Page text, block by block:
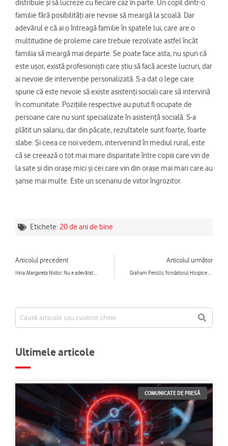
distribuie și să lucreze cu fiecare caz în parte. Un copil dintr-o
familie fără posibilități are nevoie să meargă la școală. Dar
adevărul e că ai o întreagă familie în spatele lui, care are o
multitudine de proleme care trebuie rezolvate astfel încât
familia să meargă mai departe. Se poate face asta, nu spun că
este ușor, există profesioniști care știu să facă aceste lucruri, dar
ai nevoie de intervenție personalizată. S-a dat o lege care
spune că este nevoie să existe asistenți sociali care să intervină
în comunitate. Pozițiile respective au putut fi ocupate de
persoane care nu sunt specializate în asistență socială. S-a
plătit un salariu, dar din păcate, rezultatele sunt foarte, foarte
slabe. Și ceea ce noi vedem, intervenind în mediul rural, este
că se creează o tot mai mare disparitate între copiii care vin de
la sate și din orașe mici și cei care vin din orașe mai mari care au
șanse mai multe. Este un scenariu de viitor îngrozitor.
Etichete: 20 de ani de bine
Articolul precedent
Irina-Margareta Nistor: Nu e adevărat că noi nu putem schimba nimic. Fiecare lucru pe care poți să îl schimbi e important și construiește, ca într-un puzzle, o imagine caleidoscopică
Articolul următor
Graham Perolls, fondatorul Hospice Casa Speranței: Avem nevoie ca românii să înțeleagă mai mult ce înseamnă să îți ajuți semenii, să experimenteze cu adevărat bucuria de a dărui
Ultimele articole
COMUNICATE DE PRESĂ